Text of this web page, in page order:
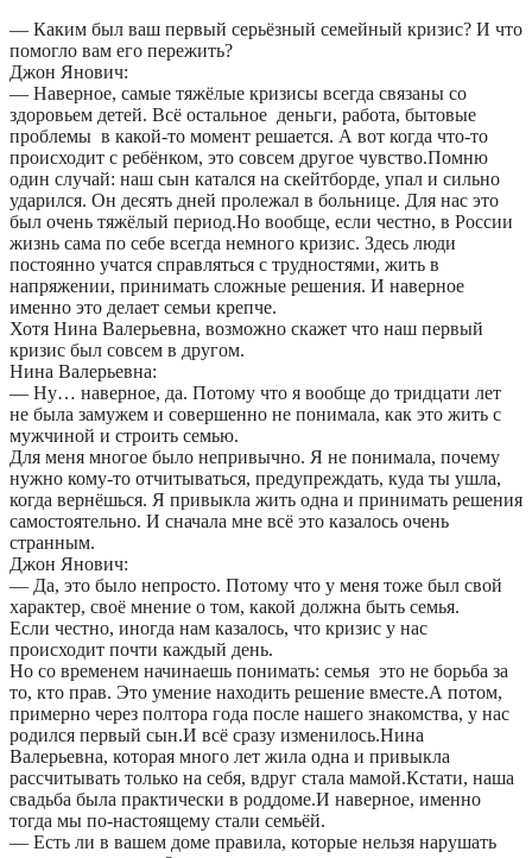
— Каким был ваш первый серьёзный семейный кризис? И что
помогло вам его пережить?
Джон Янович:
— Наверное, самые тяжёлые кризисы всегда связаны со
здоровьем детей. Всё остальное деньги, работа, бытовые
проблемы в какой-то момент решается. А вот когда что-то
происходит с ребёнком, это совсем другое чувство.Помню
один случай: наш сын катался на скейтборде, упал и сильно
ударился. Он десять дней пролежал в больнице. Для нас это
был очень тяжёлый период.Но вообще, если честно, в России
жизнь сама по себе всегда немного кризис. Здесь люди
постоянно учатся справляться с трудностями, жить в
напряжении, принимать сложные решения. И наверное
именно это делает семьи крепче.
Хотя Нина Валерьевна, возможно скажет что наш первый
кризис был совсем в другом.
Нина Валерьевна:
— Ну… наверное, да. Потому что я вообще до тридцати лет
не была замужем и совершенно не понимала, как это жить с
мужчиной и строить семью.
Для меня многое было непривычно. Я не понимала, почему
нужно кому-то отчитываться, предупреждать, куда ты ушла,
когда вернёшься. Я привыкла жить одна и принимать решения
самостоятельно. И сначала мне всё это казалось очень
странным.
Джон Янович:
— Да, это было непросто. Потому что у меня тоже был свой
характер, своё мнение о том, какой должна быть семья.
Если честно, иногда нам казалось, что кризис у нас
происходит почти каждый день.
Но со временем начинаешь понимать: семья это не борьба за
то, кто прав. Это умение находить решение вместе.А потом,
примерно через полтора года после нашего знакомства, у нас
родился первый сын.И всё сразу изменилось.Нина
Валерьевна, которая много лет жила одна и привыкла
рассчитывать только на себя, вдруг стала мамой.Кстати, наша
свадьба была практически в роддоме.И наверное, именно
тогда мы по-настоящему стали семьёй.
— Есть ли в вашем доме правила, которые нельзя нарушать